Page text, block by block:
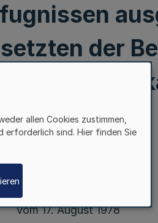
der
Mehr
Vom 17. August 1978
allen Cookies zustimmen,
erforderlich sind. Hier finden Sie